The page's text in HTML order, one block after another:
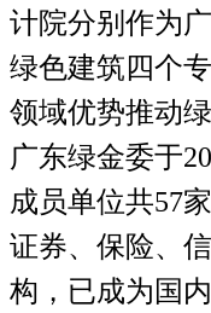
计院分别作为
绿色建筑四个
领域优势推动
广东绿金委于
成员单位共57
证券、保险、
构，已成为国